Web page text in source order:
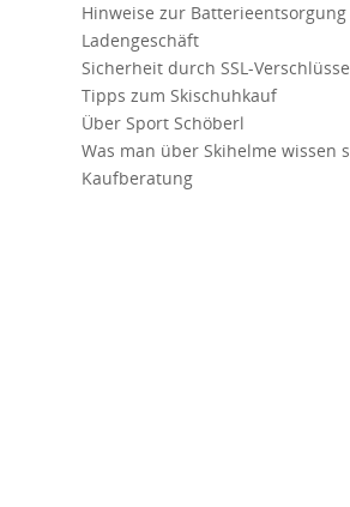
Hinweise zur Batterieentsorgung
Ladengeschäft
Sicherheit durch SSL-
Tipps zum Skischuhkauf
Über Sport Schöberl
Was man über Skihelme wissen
Kaufberatung